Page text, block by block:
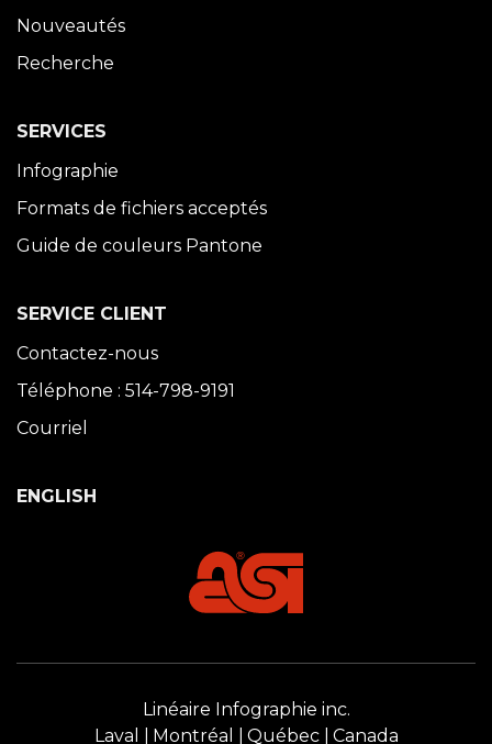
Nouveautés
Recherche
SERVICES
Infographie
Formats de fichiers acceptés
Guide de couleurs Pantone
SERVICE CLIENT
Contactez-nous
Téléphone : 514-798-9191
Courriel
ENGLISH
Linéaire Infographie inc.
Laval
Montréal Québec Canada